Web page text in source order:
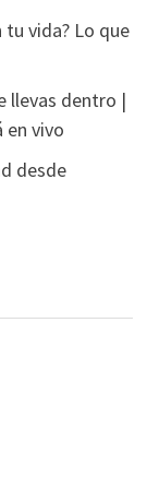
tu vida? Lo que
llevas dentro |
en vivo
desde